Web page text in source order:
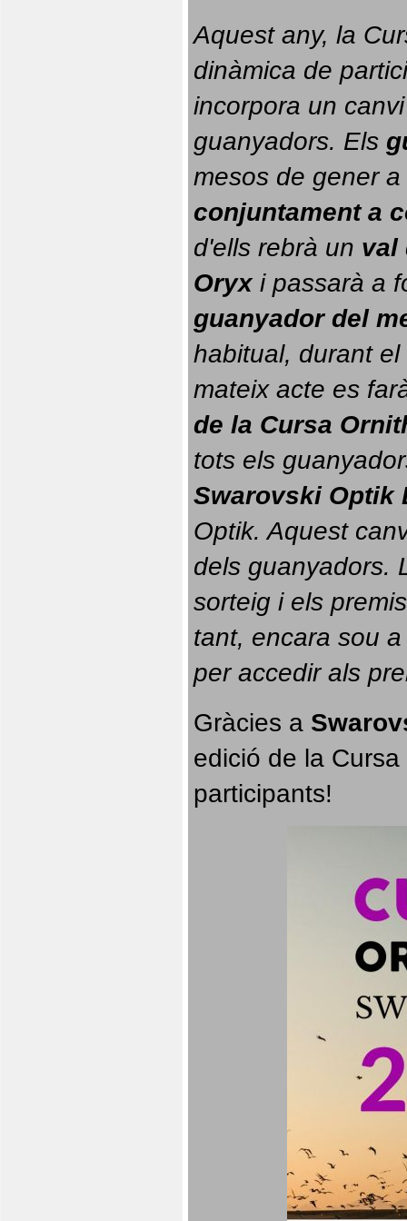
Aquest any, la
dinàmica de
incorpora un
guanyadors. Els
conjuntament a
d'ells rebrà un val
Oryx i passarà a
guanyador del
habitual, durant el
mateix acte es
de la Cursa
tots els
Swarovski Optik
Optik. Aquest
dels guanyadors.
sorteig i els
tant, encara sou
per accedir als
Gràcies a
edició de la
participants!